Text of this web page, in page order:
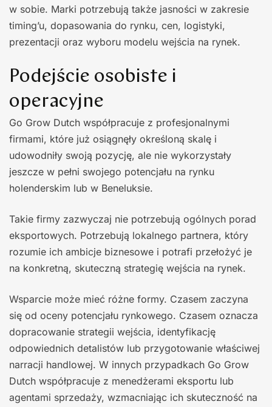
w sobie. Marki potrzebują także jasności w zakresie
timing’u, dopasowania do rynku, cen, logistyki,
prezentacji oraz wyboru modelu wejścia na rynek.
Podejście osobiste i
operacyjne
Go Grow Dutch współpracuje z profesjonalnymi
firmami, które już osiągnęły określoną skalę i
udowodniły swoją pozycję, ale nie wykorzystały
jeszcze w pełni swojego potencjału na rynku
holenderskim lub w Beneluksie.
Takie firmy zazwyczaj nie potrzebują ogólnych porad
eksportowych. Potrzebują lokalnego partnera, który
rozumie ich ambicje biznesowe i potrafi przełożyć je
na konkretną, skuteczną strategię wejścia na rynek.
Wsparcie może mieć różne formy. Czasem zaczyna
się od oceny potencjału rynkowego. Czasem oznacza
dopracowanie strategii wejścia, identyfikację
odpowiednich detalistów lub przygotowanie właściwej
narracji handlowej. W innych przypadkach Go Grow
Dutch współpracuje z menedżerami eksportu lub
agentami sprzedaży, wzmacniając ich skuteczność na